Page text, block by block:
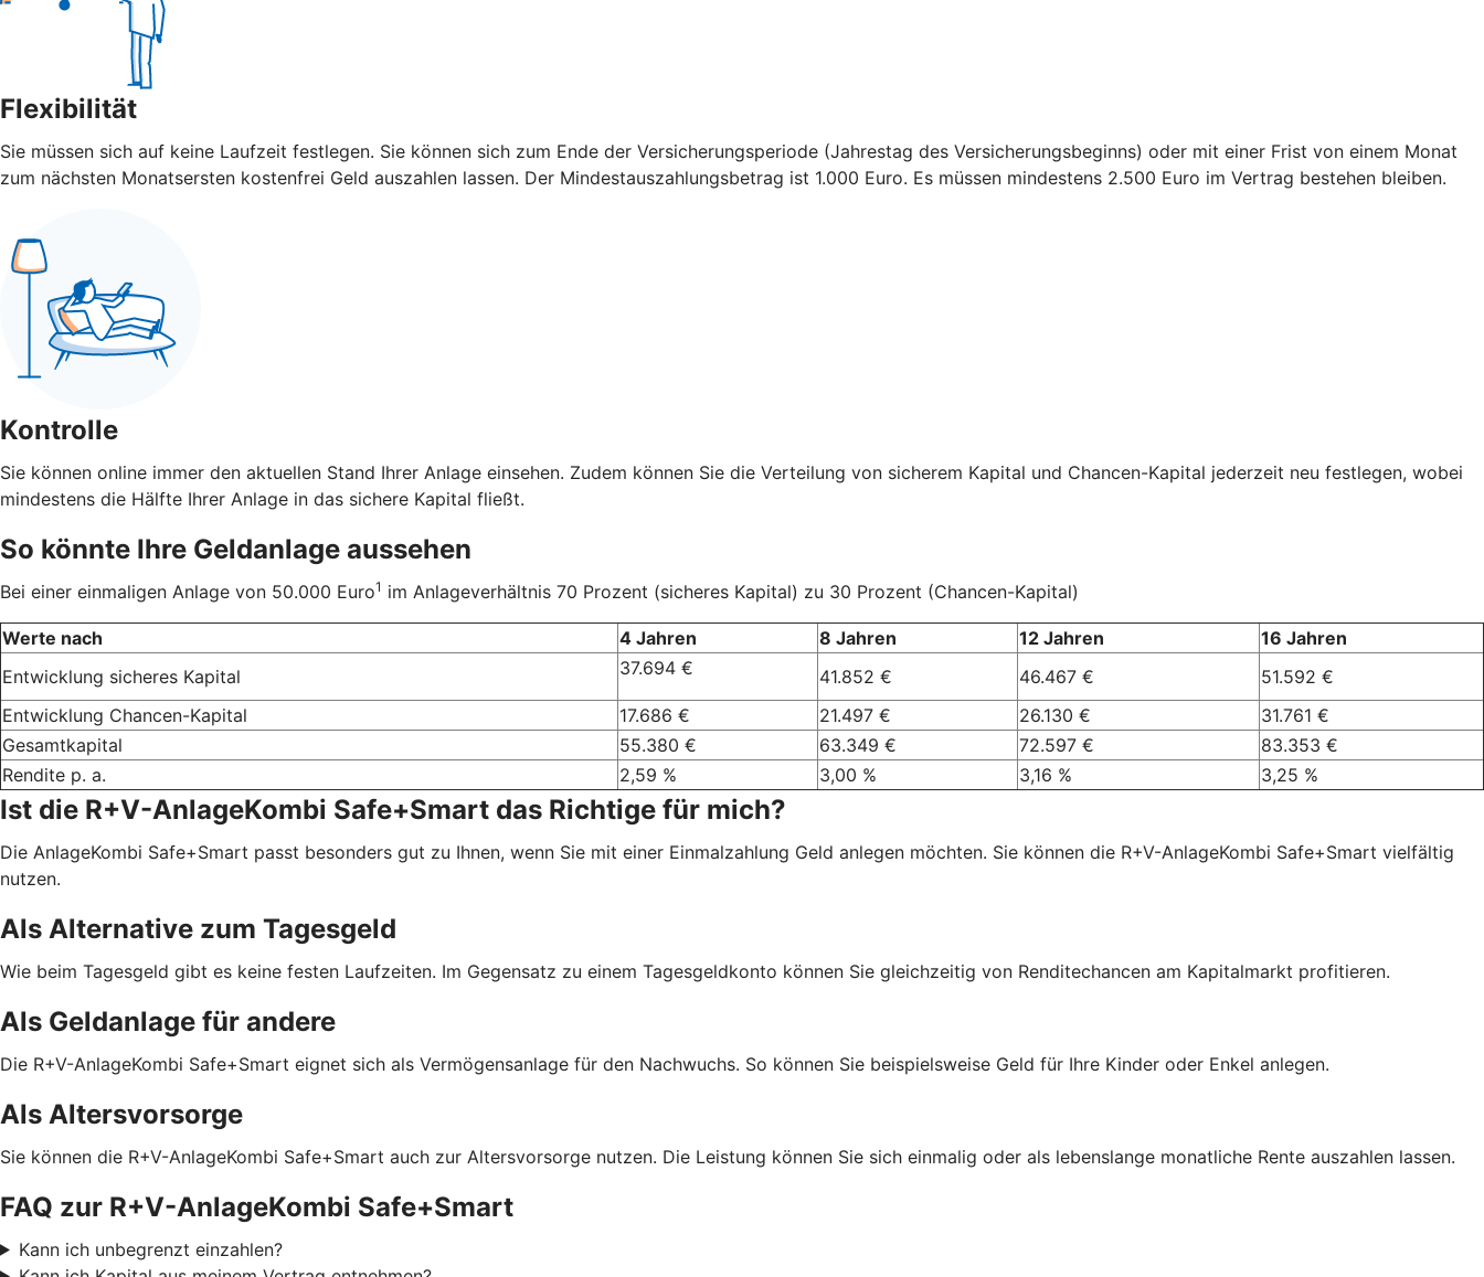
Flexibilität
Sie müssen sich auf keine Laufzeit festlegen. Sie können sich zum Ende der Versicherungsperiode (Jahrestag des Versicherungsbeginns) oder mit einer Frist von einem Monat
zum nächsten Monatsersten kostenfrei Geld auszahlen lassen. Der Mindestauszahlungsbetrag ist 1.000 Euro. Es müssen mindestens 2.500 Euro im Vertrag bestehen bleiben.
Kontrolle
Sie können online immer den aktuellen Stand Ihrer Anlage einsehen. Zudem können Sie die Verteilung von sicherem Kapital und Chancen-Kapital jederzeit neu festlegen, wobei
mindestens die Hälfte Ihrer Anlage in das sichere Kapital fließt.
So könnte Ihre Geldanlage aussehen
Bei einer einmaligen Anlage von 50.000 Euro1 im Anlageverhältnis 70 Prozent (sicheres Kapital) zu 30 Prozent (Chancen-Kapital)
Werte nach 4 Jahren 8 Jahren 12 Jahren
16 Jahren
Entwicklung sicheres Kapital
37.694 € 41.852 € 46.467 €
51.592 €
Entwicklung Chancen-Kapital
17.686 € 21.497 € 26.130 €
31.761 €
Gesamtkapital
55.380 € 63.349 € 72.597 €
83.353 €
Rendite p. a.
2,59 % 3,00 % 3,16 % 3,25 %
Ist die R+V-AnlageKombi Safe+Smart das Richtige für mich?
Die AnlageKombi Safe+Smart passt besonders gut zu Ihnen, wenn Sie mit einer Einmalzahlung Geld anlegen möchten. Sie können die R+V-AnlageKombi Safe+Smart vielfältig
nutzen.
Als Alternative zum Tagesgeld
Wie beim Tagesgeld gibt es keine festen Laufzeiten. Im Gegensatz zu einem Tagesgeldkonto können Sie gleichzeitig von Renditechancen am Kapitalmarkt profitieren.
Als Geldanlage für andere
Die R+V-AnlageKombi Safe+Smart eignet sich als Vermögensanlage für den Nachwuchs. So können Sie beispielsweise Geld für Ihre Kinder oder Enkel anlegen.
Als Altersvorsorge
Sie können die R+V-AnlageKombi Safe+Smart auch zur Altersvorsorge nutzen. Die Leistung können Sie sich einmalig oder als lebenslange monatliche Rente auszahlen lassen.
FAQ zur R+V-AnlageKombi Safe+Smart
Kann ich unbegrenzt einzahlen?